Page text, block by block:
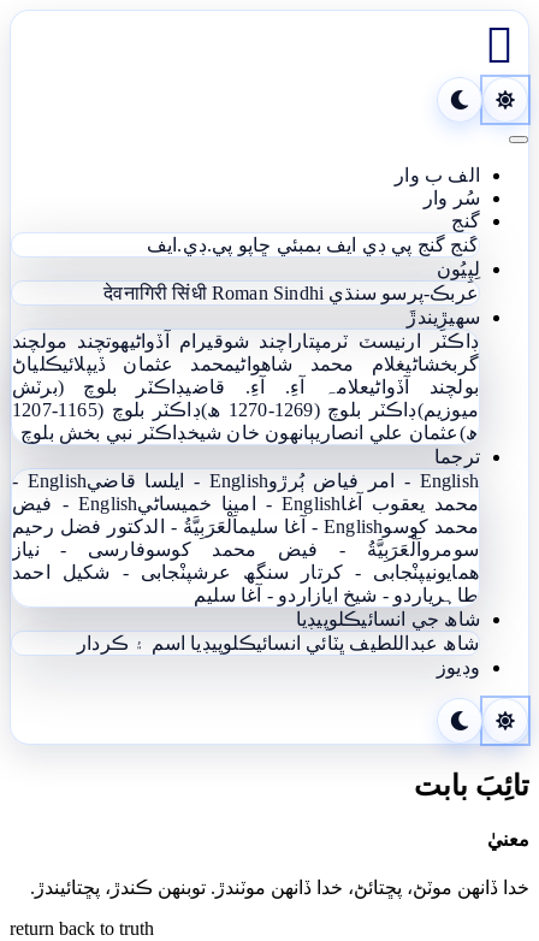

Toggle navigation
الف ب وار
سُر وار
گنج
گنج گنج پي ڊي ايف بمبئي ڇاپو پي.ڊي.ايف
لِپِيُون
عربڪ-پرسو سنڌي
देवनागिरी सिंधी Roman Sindhi
سھيڙِيندڙَ
ڊاڪٽر ارنيسٽ ٽرمپتاراچند شوقيرام آڏواڻيھوتچند مولچند
گربخشاڻيغلام محمد شاھواڻيمحمد عثمان ڏيپلائيڪلياڻ
بولچند آڏواڻيعلامہ آءِ. آءِ. قاضيڊاڪٽر بلوچ (برٽش
ميوزيم)ڊاڪٽر بلوچ (1269-1270 ھ)
ڊاڪٽر بلوچ (1165-1207
ھ)عثمان علي انصاريٻانهون خان شيخڊاڪٽر نبي بخش بلوچ
ترجما
English - امر فياض ٻُرڙو
English - ايلسا قاضي
English -
محمد يعقوب آغاEnglish - امينا خميساڻي
English - فيض
محمد کوسوEnglish - آغا سليم
اَلْعَرَبِيَّةُ - الدکتور فضل رحیم
سومرو اَلْعَرَبِيَّةُ - فيض محمد کوسوفارسی - نياز
ھمايونيپنْجابی - کرتار سنگھ عرشپنْجابی - شکیل احمد
طاہریاردو - شيخ اياز اردو - آغا سليم
شاھ جي انسائيڪلوپيڊيا
شاھ عبداللطيف ڀٽائي انسائيڪلوپيڊيا اسم ۽ ڪردار
وڊيوز
تائِبَ بابت
معنيٰ
خدا ڏانهن موٽڻ، پڇتائڻ، خدا ڏانهن موٽندڙ. توبنھن ڪندڙ، پڇتائيندڙ.
return back to truth